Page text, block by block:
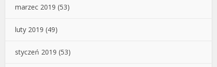
marzec 2019 (53)
luty 2019 (49)
styczeń 2019 (53)